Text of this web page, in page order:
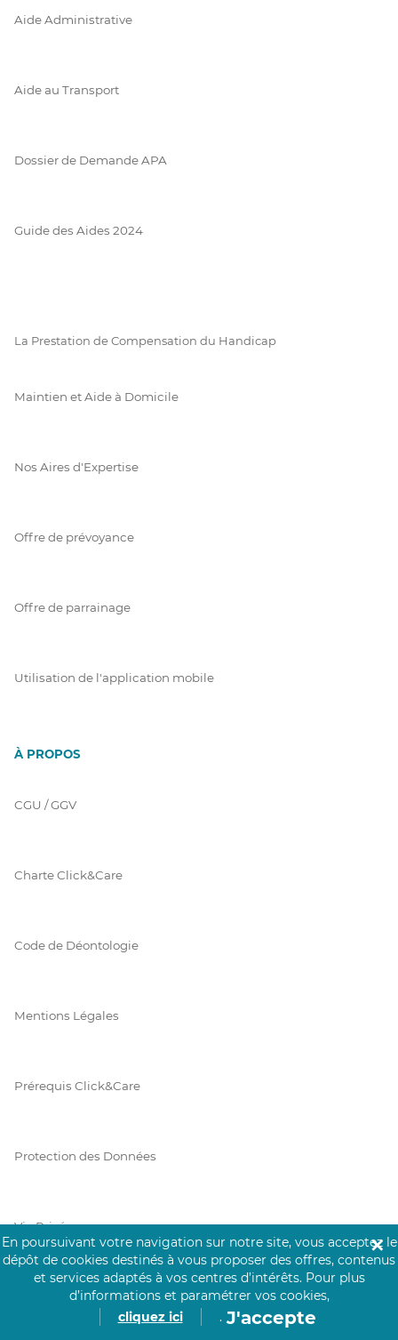
Aide Administrative
Aide au Transport
Dossier de Demande APA
Guide des Aides 2024
La Prestation de Compensation du Handicap
Maintien et Aide à Domicile
Nos Aires d'Expertise
Offre de prévoyance
Offre de parrainage
Utilisation de l'application mobile
À PROPOS
CGU / GGV
Charte Click&Care
Code de Déontologie
Mentions Légales
Prérequis Click&Care
Protection des Données
Vie Privée
PAIEMENT SÉCURISÉ
En poursuivant votre navigation sur notre site, vous acceptez le
dépôt de cookies destinés à vous proposer des offres, contenus
et services adaptés à vos centres d’intérêts. Pour plus
d’informations et paramétrer vos cookies,
cliquez ici
. J'accepte
✕